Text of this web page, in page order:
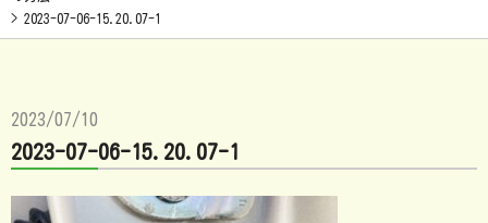
> 2023-07-06-15.20.07-1
2023/07/10
2023-07-06-15.20.07-1